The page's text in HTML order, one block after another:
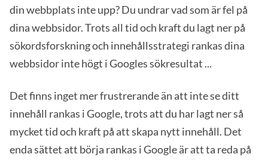
din webbplats inte upp? Du undrar vad som är fel på
dina webbsidor. Trots all tid och kraft du lagt ner på
sökordsforskning och innehållsstrategi rankas dina
webbsidor inte högt i Googles sökresultat ...
Det finns inget mer frustrerande än att inte se ditt
innehåll rankas i Google, trots att du har lagt ner så
mycket tid och kraft på att skapa nytt innehåll. Det
enda sättet att börja rankas i Google är att ta reda på